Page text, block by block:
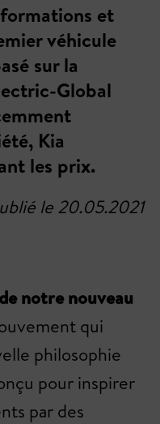
et
véhicule
sur la
Global
Kia
les prix.
le 20.05.2021
notre nouveau
qui
philosophie
pour inspirer
par des